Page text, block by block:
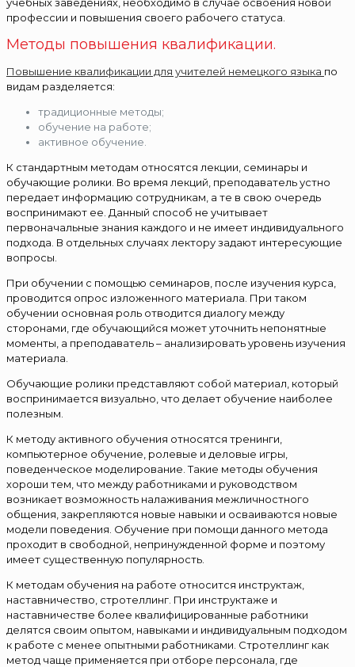
профессии и повышения своего рабочего статуса.
Методы повышения квалификации.
Повышение квалификации для учителей немецкого языка по
видам разделяется:
традиционные методы;
обучение на работе;
активное обучение.
К стандартным методам относятся лекции, семинары и
обучающие ролики. Во время лекций, преподаватель устно
передает информацию сотрудникам, а те в свою очередь
воспринимают ее. Данный способ не учитывает
первоначальные знания каждого и не имеет индивидуального
подхода. В отдельных случаях лектору задают интересующие
вопросы.
При обучении с помощью семинаров, после изучения курса,
проводится опрос изложенного материала. При таком
обучении основная роль отводится диалогу между
сторонами, где обучающийся может уточнить непонятные
моменты, а преподаватель – анализировать уровень изучения
материала.
Обучающие ролики представляют собой материал, который
воспринимается визуально, что делает обучение наиболее
полезным.
К методу активного обучения относятся тренинги,
компьютерное обучение, ролевые и деловые игры,
поведенческое моделирование. Такие методы обучения
хороши тем, что между работниками и руководством
возникает возможность налаживания межличностного
общения, закрепляются новые навыки и осваиваются новые
модели поведения. Обучение при помощи данного метода
проходит в свободной, непринужденной форме и поэтому
имеет существенную популярность.
К методам обучения на работе относится инструктаж,
наставничество, стротеллинг. При инструктаже и
наставничестве более квалифицированные работники
делятся своим опытом, навыками и индивидуальным подходом
к работе с менее опытными работниками. Стротеллинг как
метод чаще применяется при отборе персонала, где